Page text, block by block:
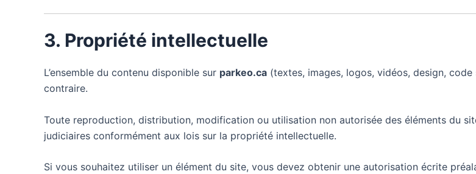
3. Propriété intellectuelle
L’ensemble du contenu disponible sur parkeo.ca (textes, images, logos, vidéos, design,
contraire.
Toute reproduction, distribution, modification ou utilisation non autorisée des éléments du
judiciaires conformément aux lois sur la propriété intellectuelle.
Si vous souhaitez utiliser un élément du site, vous devez obtenir une autorisation écrite